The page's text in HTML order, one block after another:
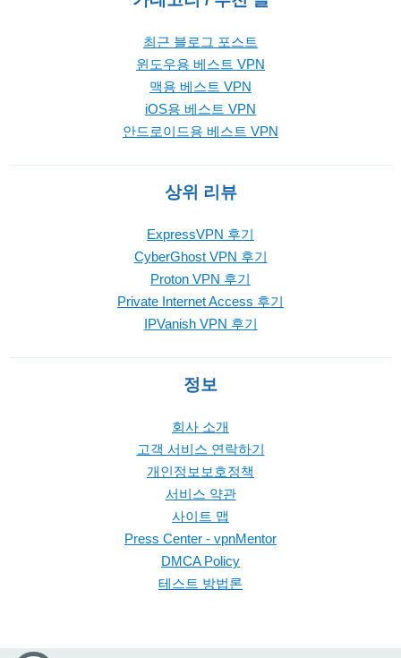
최근 블로그 포스트
윈도우용 베스트 VPN
맥용 베스트 VPN
iOS용 베스트 VPN
안드로이드용 베스트 VPN
상위 리뷰
ExpressVPN 후기
CyberGhost VPN 후기
Proton VPN 후기
Private Internet Access 후기
IPVanish VPN 후기
정보
회사 소개
고객 서비스 연락하기
개인정보보호정책
서비스 약관
사이트 맵
Press Center - vpnMentor
DMCA Policy
테스트 방법론